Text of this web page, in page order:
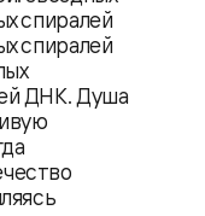
спиралей
спиралей
ДНК. Душа